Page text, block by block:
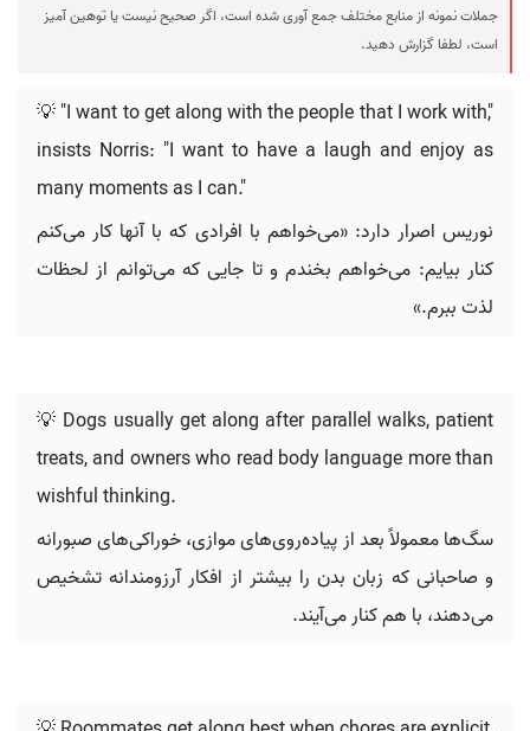
جملات نمونه از منابع مختلف جمع آوری شده است، اگر صحیح نیست یا توهین آمیز
است، لطفا گزارش دهید.
💡 "I want to get along with the people that I work with,"
insists Norris: "I want to have a laugh and enjoy as
many moments as I can."
نوریس اصرار دارد: «می‌خواهم با افرادی که با آنها کار می‌کنم
کنار بیایم: می‌خواهم بخندم و تا جایی که می‌توانم از لحظات
لذت ببرم.»
💡 Dogs usually get along after parallel walks, patient
treats, and owners who read body language more than
wishful thinking.
سگ‌ها معمولاً بعد از پیاده‌روی‌های موازی، خوراکی‌های صبورانه
و صاحبانی که زبان بدن را بیشتر از افکار آرزومندانه تشخیص
می‌دهند، با هم کنار می‌آیند.